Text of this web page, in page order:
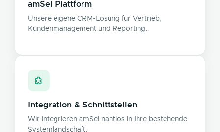
amSel Plattform
Unsere eigene CRM-Lösung für Vertrieb,
Kundenmanagement und Reporting.
Integration & Schnittstellen
Wir integrieren amSel nahtlos in Ihre bestehende
Systemlandschaft.